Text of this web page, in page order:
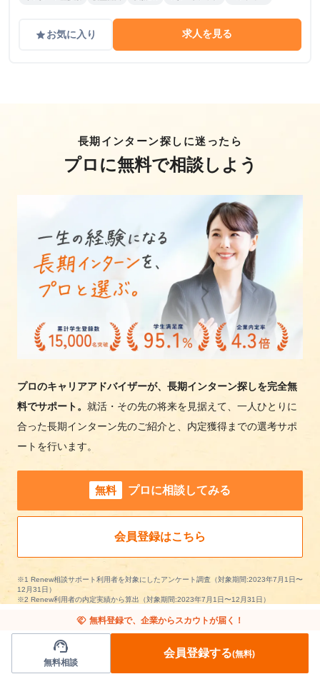
gradeお気に入り 求人を見る
長期インターン探しに迷ったら
プロに無料で相談しよう
プロのキャリアアドバイザーが、長期インターン探しを完全無
料でサポート。 就活・その先の将来を見据えて、一人ひとりに
合った長期インターン先のご紹介と、内定獲得までの選考サポ
ートを行います。
無料 プロに相談してみる
会員登録はこちら
※1 Renew相談サポート利用者を対象にしたアンケート調査（対象期間:2023年7月1日〜
12月31日）
※2 Renew利用者の内定実績から算出（対象期間:2023年7月1日〜12月31日）
handshake 無料登録で、企業からスカウトが届く！
support_agent
無料相談
会員登録する(無料)